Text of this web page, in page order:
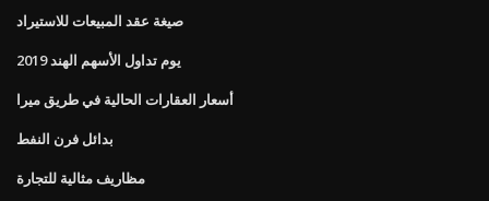
صيغة عقد المبيعات للاستيراد
يوم تداول الأسهم الهند 2019
أسعار العقارات الحالية في طريق ميرا
بدائل فرن النفط
مظاريف مثالية للتجارة